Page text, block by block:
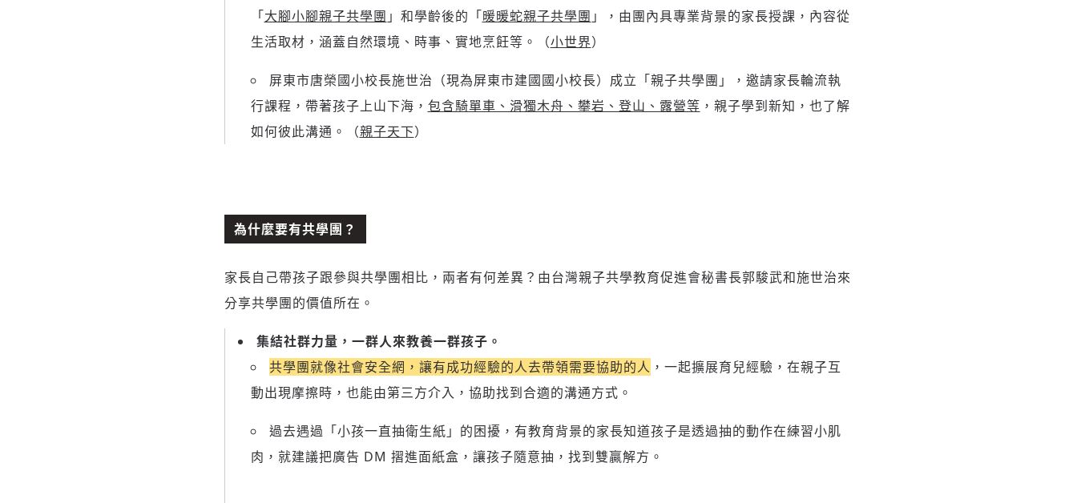
「大腳小腳親子共學團 」和學齡後的「暖暖蛇親子共學團 」，由團內具專業背景的家長授課，內容從
生活取材，涵蓋自然環境、時事、實地烹飪等。（小世界）
屏東市唐榮國小校長施世治（現為屏東市建國國小校長）成立「親子共學團」，邀請家長輪流執
行課程，帶著孩子上山下海， 包含騎單車、滑獨木舟、攀岩、登山、露營等 ，親子學到新知，也了解
如何彼此溝通。（親子天下）
為什麼要有共學團？
家長自己帶孩子跟參與共學團相比，兩者有何差異？由台灣親子共學教育促進會秘書長郭駿武和施世治來
分享共學團的價值所在。
集結社群力量，一群人來教養一群孩子。
共學團就像社會安全網，讓有成功經驗的人去帶領需要協助的人 ，一起擴展育兒經驗，在親子互
動出現摩擦時，也能由第三方介入，協助找到合適的溝通方式。
過去遇過「小孩一直抽衛生紙」的困擾，有教育背景的家長知道孩子是透過抽的動作在練習小肌
肉，就建議把廣告 DM 摺進面紙盒，讓孩子隨意抽，找到雙贏解方。
新增回應
參與深度對談的交流原則：